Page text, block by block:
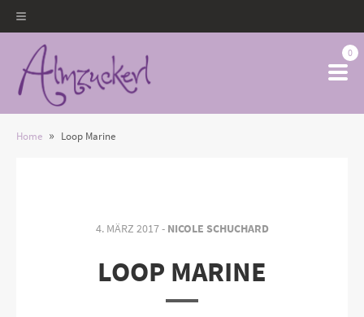
0
Home » Loop Marine
4. MÄRZ 2017 - NICOLE SCHUCHARD
LOOP MARINE